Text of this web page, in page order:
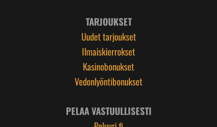
TARJOUKSET
Uudet tarjoukset
Ilmaiskierrokset
Kasinobonukset
Vedonlyöntibonukset
PELAA VASTUULLISESTI